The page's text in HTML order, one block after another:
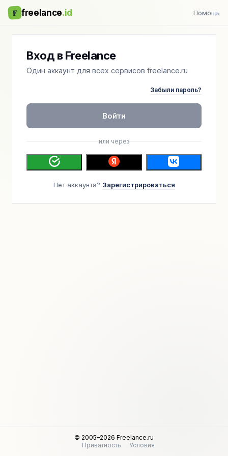
F freelance.id Помощь
Вход в Freelance
Один аккаунт для всех сервисов freelance.ru
Забыли пароль?
Войти
или через
Нет аккаунта? Зарегистрироваться
© 2005–2026 Freelance.ru
Приватность
Условия